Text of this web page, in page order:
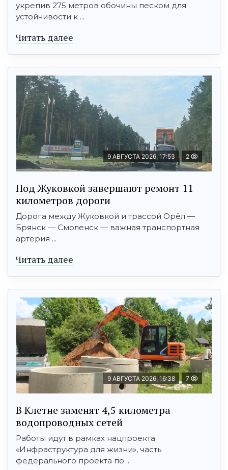
укрепив 275 метров обочины песком для
устойчивости к ...
Читать далее
9 АВГУСТА 2026, 17:53 2
Под Жуковкой завершают ремонт 11
километров дороги
Дорога между Жуковкой и трассой Орёл —
Брянск — Смоленск — важная транспортная
артерия ...
Читать далее
9 АВГУСТА 2026, 16:38 7
В Клетне заменят 4,5 километра
водопроводных сетей
Работы идут в рамках нацпроекта
«Инфраструктура для жизни», часть
федерального проекта по ...